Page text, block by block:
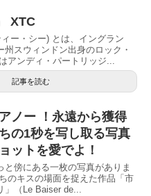
XTC
ー・シー) とは、イングラン
州スウィンドン出身のロック・
アンディ・パートリッジ...
記事を読む
ノー ！永遠から獲得
の1秒を写し取る写真
ットを愛でよ！
と傍にある一枚の写真がありま
のキスの場面を捉えた作品「市
」（Le Baiser de...